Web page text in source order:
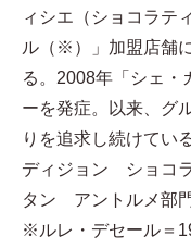
ィシエ（ショコラテ
ル（※）」加盟店舗
る。2008年「シェ・
ーを発症。以来、グ
りを追求し続けてい
ディジョン ショコ
タン アントルメ部門
※ルレ・デセール＝